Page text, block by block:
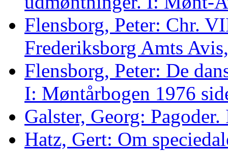
Flensborg, Peter: Chr.
Frederiksborg Amts
Flensborg, Peter: De
I: Møntårbogen 1976
Galster, Georg:
Hatz, Gert: Om